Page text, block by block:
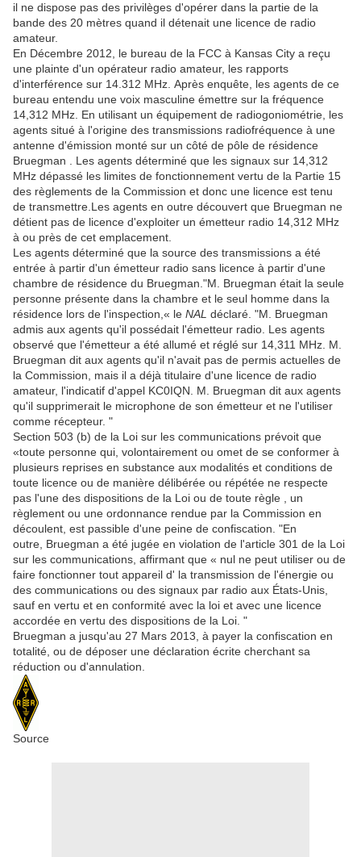
il ne dispose pas des privilèges d'opérer dans la partie de la
bande des 20 mètres quand il détenait une licence de radio
amateur.
En Décembre 2012, le bureau de la FCC à Kansas City a reçu
une plainte d'un opérateur radio amateur, les rapports
d'interférence sur 14.312 MHz. Après enquête, les agents de ce
bureau entendu une voix masculine émettre sur la fréquence
14,312 MHz. En utilisant un équipement de radiogoniométrie, les
agents situé à l'origine des transmissions radiofréquence à une
antenne d'émission monté sur un côté de pôle de résidence
Bruegman
Les agents déterminé que les signaux sur 14,312
MHz dépassé les limites de fonctionnement vertu de la Partie 15
des règlements de la Commission et donc une licence est tenu
de transmettre. Les agents en outre découvert que Bruegman ne
détient pas de licence d'exploiter un émetteur radio 14,312 MHz
à ou près de cet emplacement.
Les agents déterminé que la source des transmissions a été
entrée à partir d'un émetteur radio sans licence à partir d'une
chambre de résidence du Bruegman. "M. Bruegman était la seule
personne présente dans la chambre et le seul homme dans la
résidence lors de l'inspection,« le NAL déclaré. "M. Bruegman
admis aux agents qu'il possédait l'émetteur radio. Les agents
observé que l'émetteur a été allumé et réglé sur 14,311 MHz. M.
Bruegman dit aux agents qu'il n'avait pas de permis actuelles de
la Commission, mais il a déjà titulaire d'une licence de radio
amateur, l'indicatif d'appel KC0IQN. M. Bruegman dit aux agents
qu'il supprimerait le microphone de son émetteur et ne l'utiliser
comme récepteur. "
Section 503 (b) de la Loi sur les communications prévoit que
«toute personne qui, volontairement ou omet de se conformer à
plusieurs reprises en substance aux modalités et conditions de
toute licence ou de manière délibérée ou répétée ne respecte
pas l'une des dispositions de la Loi ou de toute règle , un
règlement ou une ordonnance rendue par la Commission en
découlent, est passible d'une peine de confiscation. "En
outre, Bruegman a été jugée en violation de l'article 301 de la Loi
sur les communications, affirmant que « nul ne peut utiliser ou de
faire fonctionner tout appareil d' la transmission de l'énergie ou
des communications ou des signaux par radio aux États-Unis,
sauf en vertu et en conformité avec la loi et avec une licence
accordée en vertu des dispositions de la Loi. "
Bruegman a jusqu'au 27 Mars 2013, à payer la confiscation en
totalité, ou de déposer une déclaration écrite cherchant sa
réduction ou d'annulation.
Source